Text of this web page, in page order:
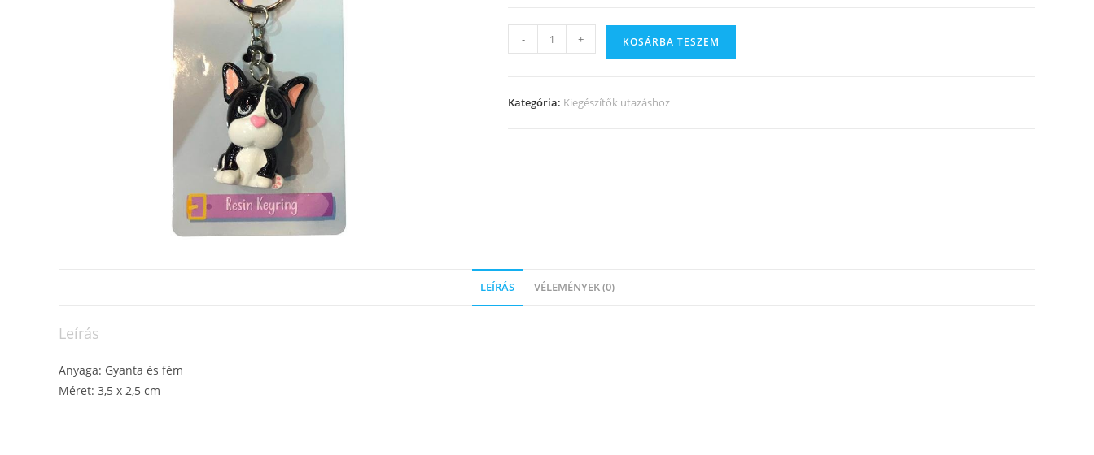
- + KOSÁRBA TESZEM
Kategória: Kiegészítők utazáshoz
LEÍRÁS VÉLEMÉNYEK (0)
Leírás
Anyaga: Gyanta és fém
Méret: 3,5 x 2,5 cm